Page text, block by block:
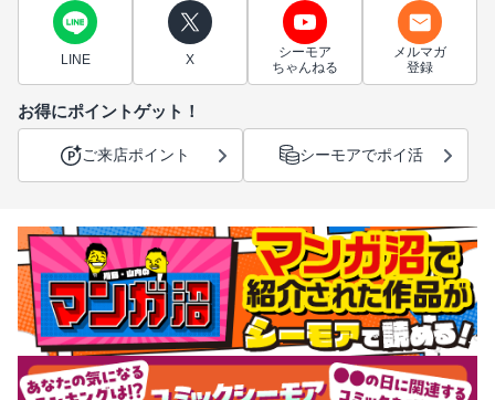
LINE X
シーモア
ちゃんねる
メルマガ
登録
お得にポイントゲット！
ご来店ポイント シーモアでポイ活